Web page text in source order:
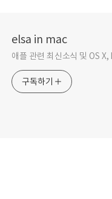
elsa in mac
애플 관련 최신소식 및 OS
구독하기